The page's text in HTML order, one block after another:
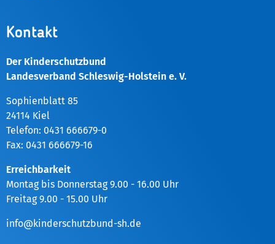
Kontakt
Der Kinderschutzbund
Landesverband Schleswig-Holstein e. V.
Sophienblatt 85
24114 Kiel
Telefon: 0431 666679-0
Fax: 0431 666679-16
Erreichbarkeit
Montag bis Donnerstag 9.00 - 16.00 Uhr
Freitag 9.00 - 15.00 Uhr
info@kinderschutzbund-sh.de